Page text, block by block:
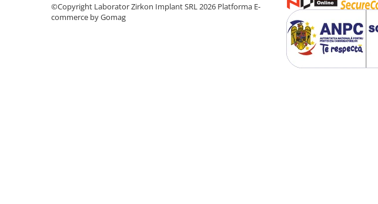
©Copyright Laborator Zirkon Implant SRL 2026 Platforma E-
commerce by Gomag